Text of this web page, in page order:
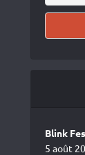
Blink
5 août